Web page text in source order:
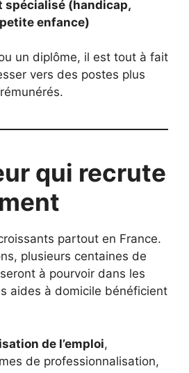
spécialisé (handicap,
enfance)
un diplôme, il est tout à fait
vers des postes plus
qui recrute
partout en France.
plusieurs centaines de
à pourvoir dans les
aides à domicile bénéficient
de l’emploi,
de professionnalisation,